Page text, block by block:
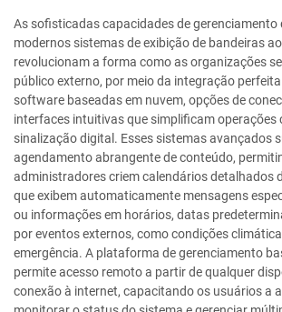
As sofisticadas capacidades de gerenciamento
modernos sistemas de exibição de bandeiras
revolucionam a forma como as organizações
público externo, por meio da integração
software baseadas em nuvem, opções de
interfaces intuitivas que simplificam operações
sinalização digital. Esses sistemas avançados
agendamento abrangente de conteúdo,
administradores criem calendários detalhados
que exibem automaticamente mensagens
ou informações em horários, datas
por eventos externos, como condições
emergência. A plataforma de gerenciamento
permite acesso remoto a partir de qualquer
conexão à internet, capacitando os usuários a